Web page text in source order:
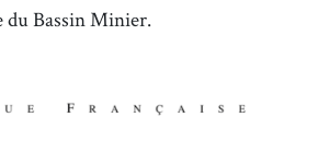
du Bassin Minier.